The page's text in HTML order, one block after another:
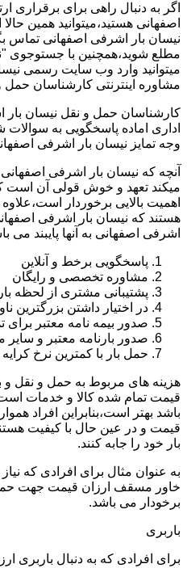
اگر به دنبال راهی برای برقراری
اصفهانی هستید،میتوانید همین
نیسان بار اشرفی اصفهانی تماس
مطلع شوید،همچنین با جستوجوی
میتوانید وارد وب سایت رسمی
مشاوره اینترنتی کارشناسان حمل
کارشناسان حمل و نقل نیسان
اداری اماده پاسخگویی به
وجه تمایز نیسان بار اشرفی
آنچه که نیسان بار اشرفی اصفهانی
میکند تعهد و خوش قولی آن است
اهمیت بالایی برخوردار
هستند که نیسان بار اشرفی
اشرفی اصفهانی به آنها پایبند می
پاسخگویی برخط و آنلاین
مشاوره تخصصی و رایگان
پشتیبانی مشتری از لحظه
در اختیار داشتن بزرگترین
صدور بیمه نامه معتبر برای
صدور بارنامه معتبر و سایر
حمل بار با کمترین نرخ کرایه
هزینه های مربوط به حمل و نقل و
قیمت تمام شده کالا و خدمات است
باشد بهتر است،بنابراین افراد
قیمت و در عین حال با کیفیت
بار خود را جابه کنند.
به عنوان مثال برای افرادی که
خاور مسقف ارزان قیمت جهت حمل
برخودار می باشد.
باربری
برای افرادی که به دنبال باربری